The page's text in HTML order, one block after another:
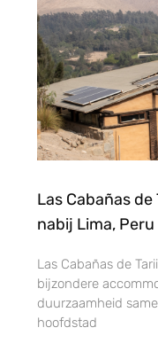
Las Cabañas
nabij Lima, Peru
Las Cabañas de
bijzondere
duurzaamheid
hoofdstad